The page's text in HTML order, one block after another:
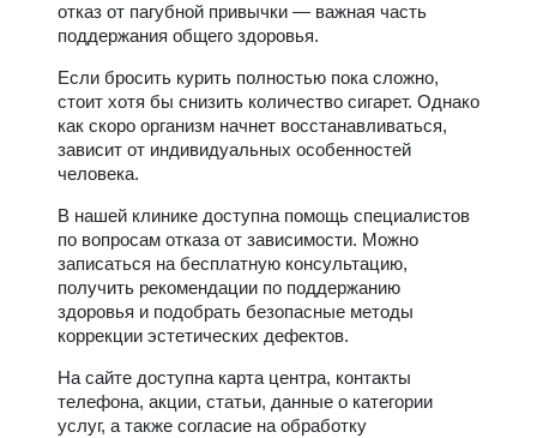
отказ от пагубной привычки — важная часть
поддержания общего здоровья.
Если бросить курить полностью пока сложно,
стоит хотя бы снизить количество сигарет. Однако
как скоро организм начнет восстанавливаться,
зависит от индивидуальных особенностей
человека.
В нашей клинике доступна помощь специалистов
по вопросам отказа от зависимости. Можно
записаться на бесплатную консультацию,
получить рекомендации по поддержанию
здоровья и подобрать безопасные методы
коррекции эстетических дефектов.
На сайте доступна карта центра, контакты
телефона, акции, статьи, данные о категории
услуг, а также согласие на обработку